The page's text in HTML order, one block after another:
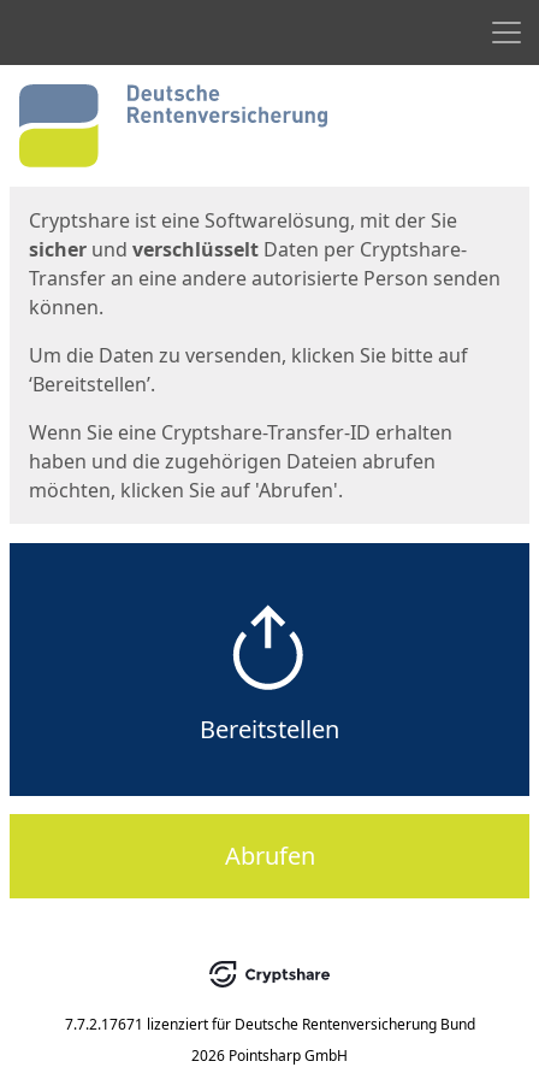
Start
Cryptshare ist eine Softwarelösung, mit der Sie
sicher und verschlüsselt Daten per Cryptshare-
Transfer an eine andere autorisierte Person senden
können.
Um die Daten zu versenden, klicken Sie bitte auf
‘Bereitstellen’.
Wenn Sie eine Cryptshare-Transfer-ID erhalten
haben und die zugehörigen Dateien abrufen
möchten, klicken Sie auf 'Abrufen'.
Bereitstellen
Abrufen
7.7.2.17671 lizenziert für Deutsche Rentenversicherung Bund
2026 Pointsharp GmbH